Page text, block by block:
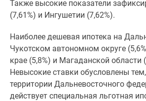
новостроек
Экология
Москвы
Подмосковья
Студии
комнатные
Также высокие показатели
(7,61%) и Ингушетии (7,62%).
Наиболее дешевая ипотека на
Чукотском автономном округе
крае (5,8%) и Магаданской области
Невысокие ставки обусловлены
территории Дальневосточного
действует специальная льготная